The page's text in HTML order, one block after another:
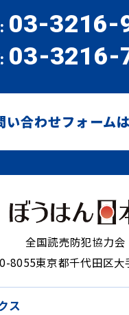
03-3216-
03-3216-
い合わせフォーム
全国読売防犯協力会
8055東京都千代田区大
ス